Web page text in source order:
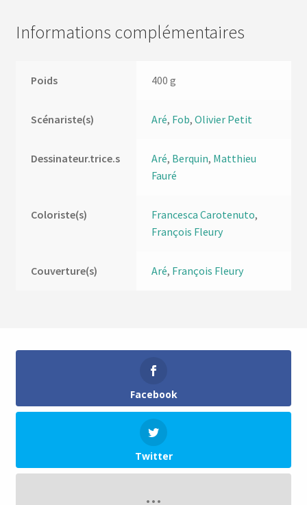
Informations complémentaires
Poids 400 g
Scénariste(s) Aré, Fob,Olivier Petit
Dessinateur.trice.s Aré, Berquin, Matthieu
Fauré
Coloriste(s) Francesca Carotenuto,
François Fleury
Couverture(s) Aré, François Fleury
Facebook
Twitter